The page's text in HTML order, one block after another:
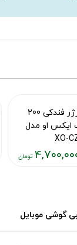
شارژر فندکی 200
ایکس او مدل
XO-
:10015502
گوشی موبایل